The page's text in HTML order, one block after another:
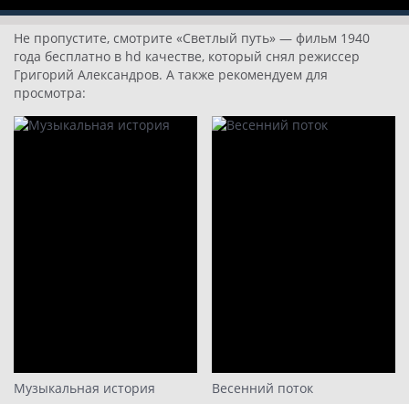
Не пропустите, смотрите «Светлый путь» — фильм 1940
года бесплатно в hd качестве, который снял режиссер
Григорий Александров. А также рекомендуем для
просмотра:
Музыкальная история Весенний поток